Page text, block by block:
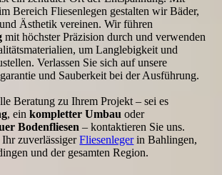
Bereich Fliesenlegen gestalten wir Bäder,
Ästhetik vereinen. Wir führen
mit höchster Präzision durch und verwenden
um Langlebigkeit und
Verlassen Sie sich auf unsere
und Sauberkeit bei der Ausführung.
Beratung zu Ihrem Projekt – sei es
, einkompletter Umbau oder
Bodenfliesen – kontaktieren Sie uns.
Ihr zuverlässigerFliesenlegerin Bahlingen,
und der gesamten Region.